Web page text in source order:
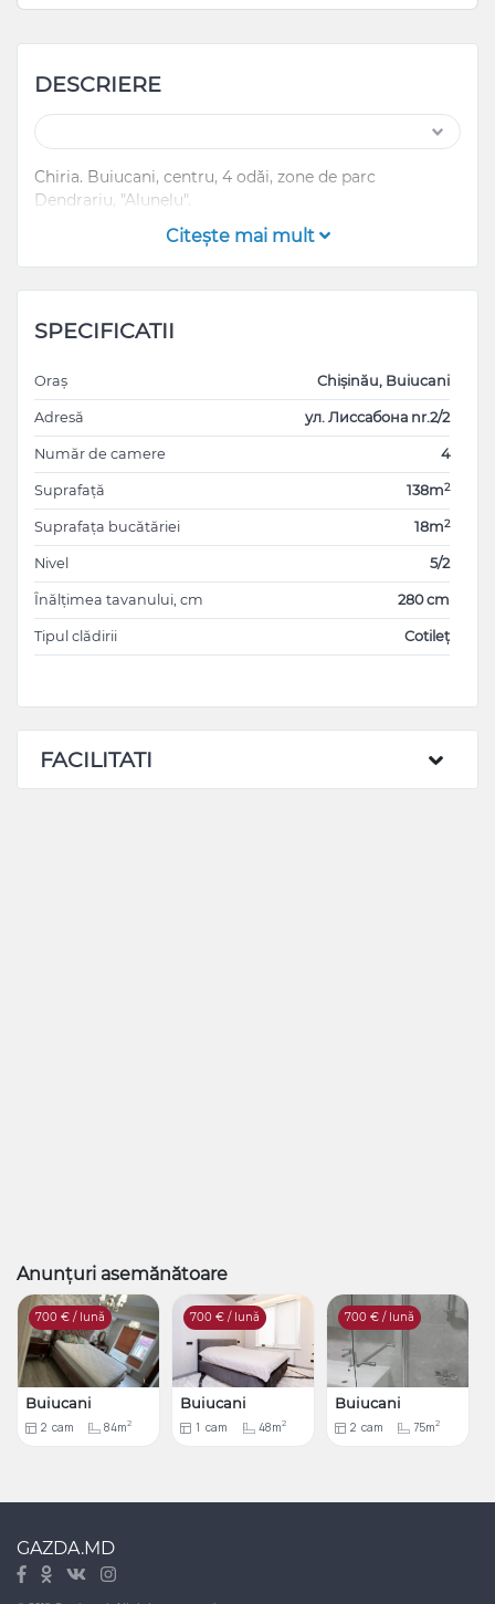
DESCRIERE
Chiria. Buiucani, centru, 4 odăi, zone de parc
Dendrariu, "Alunelu".
Citeşte mai mult
SPECIFICATII
Oraș Chișinău, Buiucani
Adresă ул. Лиссабона nr.2/2
Număr de camere 4
Suprafață 138m2
Suprafața bucătăriei 18m2
Nivel 5/2
Înălțimea tavanului, cm 280 cm
Tipul clădirii Cotileț
FACILITATI
Anunțuri asemănătoare
700 € / lună
Buiucani
2 cam 84m2
700 € / lună
Buiucani
1 cam 48m2
700 € / lună
Buiucani
2 cam 75m2
GAZDA.MD